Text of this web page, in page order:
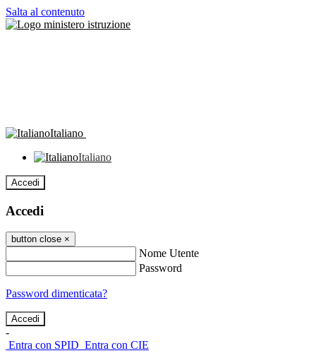
Salta al contenuto
Italiano
Italiano
Accedi
Accedi
button close ×
Nome Utente
Password
Password dimenticata?
-
Entra con SPID Entra con CIE